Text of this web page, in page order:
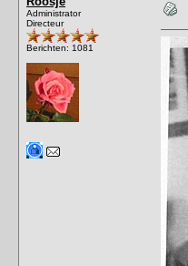
Administrator
Directeur
Berichten: 1081